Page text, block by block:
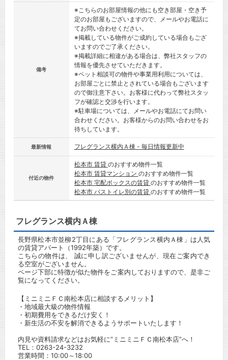
備考
※こちらのお部屋情報の他にも空き部屋・空き予
定のお部屋もございますので、メールやお電話に
てお問い合わせください。
※掲載している物件がご成約している場合もござ
いますのでご了承ください。
※掲載詳細に相違がある場合は、弊社スタッフの
情報を優先させていただきます。
※ペット相談可の物件や事業用利用については、
お部屋ごとに禁止とされている場合もございます
ので御注意下さい。お客様に代わって弊社スタッ
フが確認と交渉を行います。
※駐車場については、メールやお電話にてお問い
合わせください。お客様からのお問い合わせをお
待ちしています。
最新情報 フレグランス横内Ａ棟 - 毎日情報更新中
付近の物件
松本市 賃貸 のおすすめ物件一覧
松本市 賃貸マンション のおすすめ物件一覧
松本市 宅配ボックスの賃貸 のおすすめ物件一覧
松本市 バストイレ別の賃貸 のおすすめ物件一覧
フレグランス横内Ａ棟
長野県松本市並柳2丁目にある「フレグランス横内Ａ棟」は人気
の賃貸アパート（1992年築）です。
こちらの物件は、 誠に申し訳ございませんが、現在ご案内でき
る空室がございません。
ページ下部に特徴が似た物件をご案内しておりますので、是非ご
覧になってください。
【ミニミニＦＣ南松本店に相談するメリット】
・地域最大級の物件情報
・初期費用をできるだけ安く！
・新生活の不安を解消できるようサポートいたします！
内見や資料請求などはお気軽に”ミニミニＦＣ南松本店”へ！
TEL： 0263-24-3232
営業時間：10:00～18:00